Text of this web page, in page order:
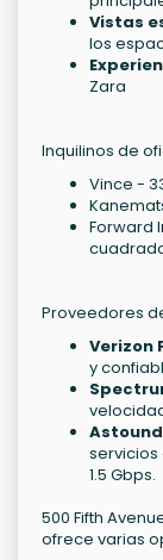
Vistas
los
Zara
Inquilinos de
Vince -
Forward
Proveedores
Verizon
y
1.5 Gbps.
500 Fifth
ofrece varias